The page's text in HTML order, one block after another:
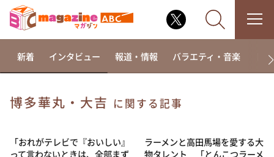
相席食堂
新着 インタビュー 報道・情報 バラエティ・音楽 ド
博多華丸・大吉 に関する記事
「おれがテレビで『おいしい』
って言わないときは、全部まず
ラーメンと高田馬場を愛する大
物タレント 「とんこつラーメ